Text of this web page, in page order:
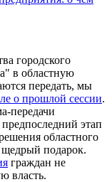
городского
в областную
передать, мы
о прошлой сессии.
передачи
этап
областного
щедрый подарок.
граждан не
власть.